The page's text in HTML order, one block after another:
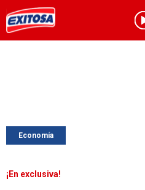
Economía
¡En exclusiva!